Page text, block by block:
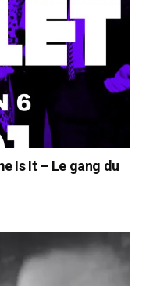
Is It – Le gang du